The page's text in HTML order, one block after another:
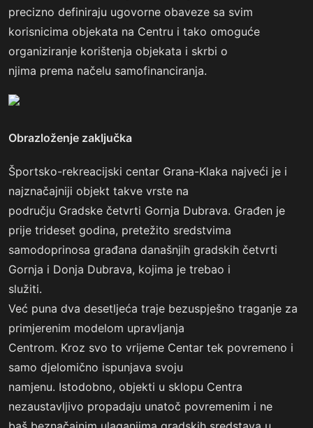
precizno definiraju ugovorne obaveze sa svim
korisnicima objekata na Centru i tako omoguće
organiziranje korištenja objekata i skrbi o
njima prema načelu samofinanciranja.
Obrazloženje zaključka
Športsko-rekreacijski centar Grana-Klaka najveći je i
najznačajniji objekt takve vrste na
području Gradske četvrti Gornja Dubrava. Građen je
prije trideset godina, pretežito sredstvima
samodoprinosa građana današnjih gradskih četvrti
Gornja i Donja Dubrava, kojima je trebao i
služiti.
Već puna dva desetljeća traje bezuspješno traganje za
primjerenim modelom upravljanja
Centrom. Kroz svo to vrijeme Centar tek povremeno i
samo djelomično ispunjava svoju
namjenu. Istodobno, objekti u sklopu Centra
nezaustavljivo propadaju unatoč povremenim i ne